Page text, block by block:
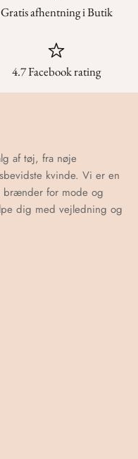
Gratis afhentning i Butik
4.7 Facebook rating
af tøj, fra nøje
kvinde. Vi er en
brænder for mode og
dig med vejledning og